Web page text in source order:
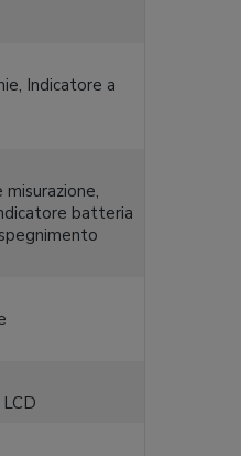
Indicatore a
batteria